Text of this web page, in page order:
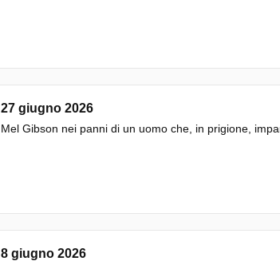
27 giugno 2026
Mel Gibson nei panni di un uomo che, in prigione,
8 giugno 2026